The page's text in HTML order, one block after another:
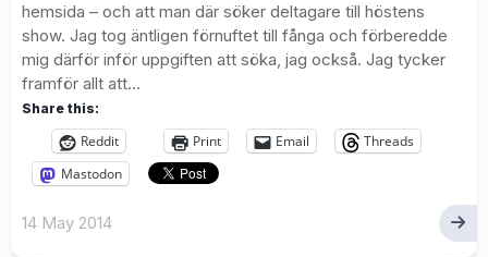
hemsida – och att man där söker deltagare till höstens
show. Jag tog äntligen förnuftet till fånga och förberedde
mig därför inför uppgiften att söka, jag också. Jag tycker
framför allt att...
Share this:
Reddit Print Email
Threads
Mastodon
14 May 2014